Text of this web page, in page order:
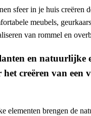
sfeer in je huis creëren
meubels,
van rommel en
en natuurlijke
creëren van een
elementen brengen de